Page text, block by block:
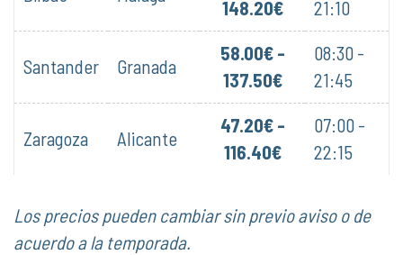
148.20€ 21:10
Santander Granada
58.00€ -
137.50€
08:30 -
21:45
Zaragoza Alicante
47.20€ -
116.40€
07:00 -
22:15
Los precios pueden cambiar sin previo aviso o de
acuerdo a la temporada.